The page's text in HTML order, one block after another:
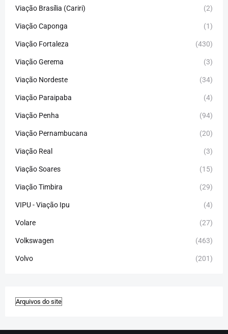
Viação Brasília (Cariri) (2)
Viação Caponga (1)
Viação Fortaleza (430)
Viação Gerema (3)
Viação Nordeste (34)
Viação Paraipaba (4)
Viação Penha (94)
Viação Pernambucana (20)
Viação Real (3)
Viação Soares (15)
Viação Timbira (29)
VIPU - Viação Ipu (4)
Volare (27)
Volkswagen (463)
Volvo (201)